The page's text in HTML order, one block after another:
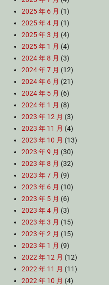
2025 年 6 月 (1)
2025 年 4 月 (1)
2025 年 3 月 (4)
2025 年 1 月 (4)
2024 年 8 月 (3)
2024 年 7 月 (12)
2024 年 6 月 (21)
2024 年 5 月 (6)
2024 年 1 月 (8)
2023 年 12 月 (3)
2023 年 11 月 (4)
2023 年 10 月 (13)
2023 年 9 月 (30)
2023 年 8 月 (32)
2023 年 7 月 (9)
2023 年 6 月 (10)
2023 年 5 月 (6)
2023 年 4 月 (3)
2023 年 3 月 (15)
2023 年 2 月 (15)
2023 年 1 月 (9)
2022 年 12 月 (12)
2022 年 11 月 (11)
2022 年 10 月 (4)